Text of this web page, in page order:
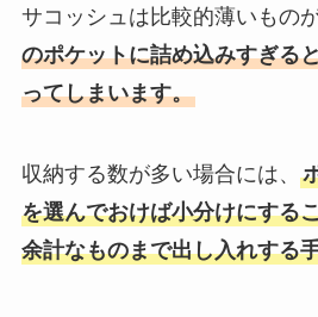
サコッシュは比較的薄いもの
のポケットに詰め込みすぎる
ってしまいます。
収納する数が多い場合には、
を選んでおけば小分けにする
余計なものまで出し入れする